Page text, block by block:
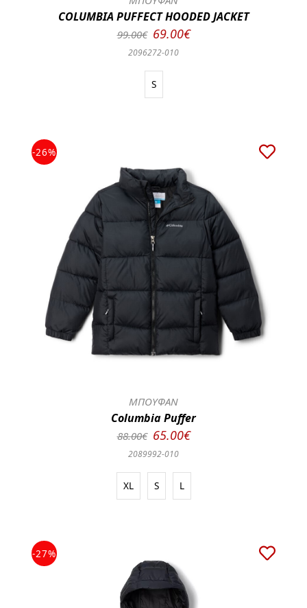
COLUMBIA PUFFECT HOODED JACKET
99.00€ 69.00€
2096272-010
S
-26%
ΜΠΟΥΦΑΝ
Columbia Puffer
88.00€ 65.00€
2089992-010
XL S L
-27%